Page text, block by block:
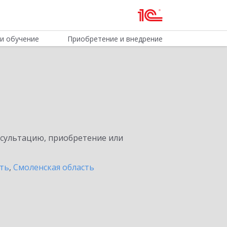
обучение Приобретение и внедрение
приобретение или
, Смоленская область